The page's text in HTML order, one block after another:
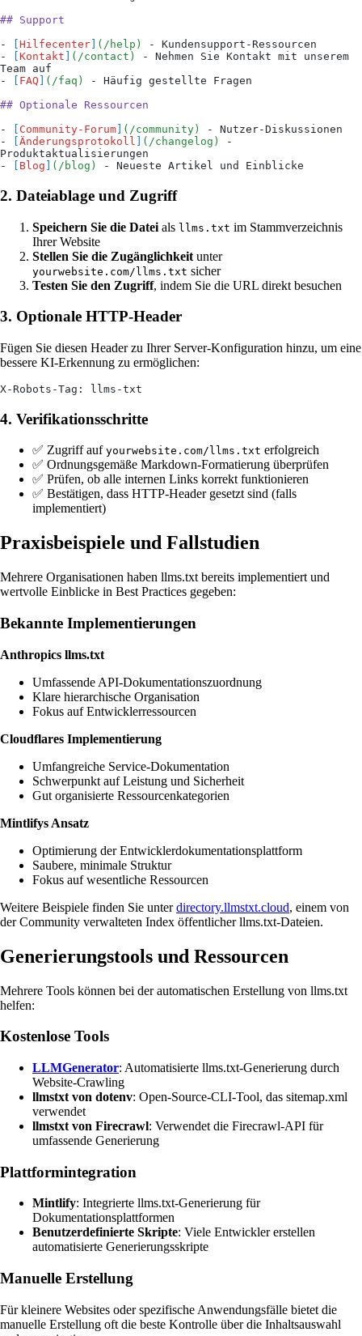
## Support
-
Hilfecenter ( /help )
- Kundensupport-Ressourcen
-
Kontakt ( /contact )
- Nehmen Sie Kontakt mit unserem
Team auf
-
FAQ ( /faq )
- Häufig gestellte Fragen
## Optionale Ressourcen
-
Community-Forum ( /community )
- Nutzer-Diskussionen
-
Änderungsprotokoll ( /changelog )
-
Produktaktualisierungen
-
Blog ( /blog ) - Neueste Artikel und Einblicke
2. Dateiablage und Zugriff
Speichern Sie die Datei als llms.txt im Stammverzeichnis
Ihrer Website
Stellen Sie die Zugänglichkeit unter
yourwebsite.com/llms.txt sicher
Testen Sie den Zugriff, indem Sie die URL direkt besuchen
3. Optionale HTTP-Header
Fügen Sie diesen Header zu Ihrer Server-Konfiguration hinzu, um eine
bessere KI-Erkennung zu ermöglichen:
X-Robots-Tag: llms-txt
4. Verifikationsschritte
✅ Zugriff auf yourwebsite.com/llms.txt erfolgreich
✅ Ordnungsgemäße Markdown-Formatierung überprüfen
✅ Prüfen, ob alle internen Links korrekt funktionieren
✅ Bestätigen, dass HTTP-Header gesetzt sind (falls
implementiert)
Praxisbeispiele und Fallstudien
Mehrere Organisationen haben llms.txt bereits implementiert und
wertvolle Einblicke in Best Practices gegeben:
Bekannte Implementierungen
Anthropics llms.txt
Umfassende API-Dokumentationszuordnung
Klare hierarchische Organisation
Fokus auf Entwicklerressourcen
Cloudflares Implementierung
Umfangreiche Service-Dokumentation
Schwerpunkt auf Leistung und Sicherheit
Gut organisierte Ressourcenkategorien
Mintlifys Ansatz
Optimierung der Entwicklerdokumentationsplattform
Saubere, minimale Struktur
Fokus auf wesentliche Ressourcen
Weitere Beispiele finden Sie unterdirectory.llmstxt.cloud, einem von
der Community verwalteten Index öffentlicher llms.txt-Dateien.
Generierungstools und Ressourcen
Mehrere Tools können bei der automatischen Erstellung von llms.txt
helfen:
Kostenlose Tools
LLMGenerator: Automatisierte llms.txt-Generierung durch
Website-Crawling
llmstxt von dotenv: Open-Source-CLI-Tool, das sitemap.xml
verwendet
llmstxt von Firecrawl: Verwendet die Firecrawl-API für
umfassende Generierung
Plattformintegration
Mintlify: Integrierte llms.txt-Generierung für
Dokumentationsplattformen
Benutzerdefinierte Skripte: Viele Entwickler erstellen
automatisierte Generierungsskripte
Manuelle Erstellung
Für kleinere Websites oder spezifische Anwendungsfälle bietet die
manuelle Erstellung oft die beste Kontrolle über die Inhaltsauswahl